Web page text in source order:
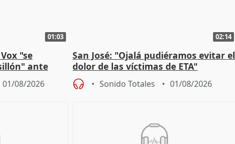
01:03
"se
ante
01/08/2026
02:14
San José: "Ojalá pudiéramos evitar el
dolor de las víctimas de ETA"
Sonido Totales 01/08/2026